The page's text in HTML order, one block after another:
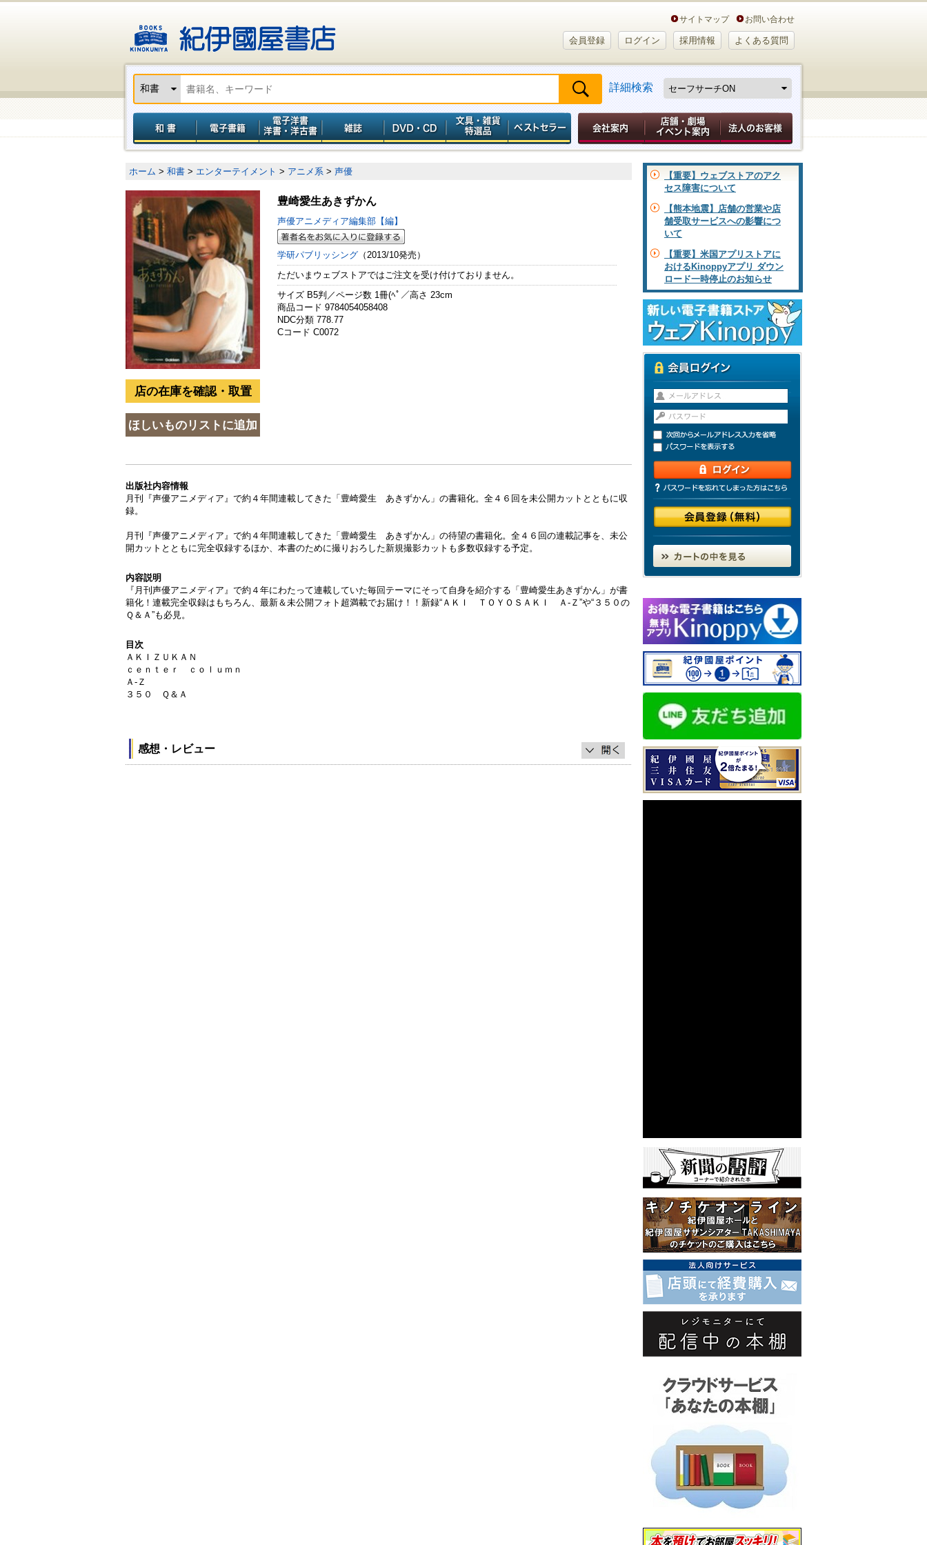
サイトマップ お問い合わせ
会員登録 ログイン 採用情報 よくある質問
詳細検索
ホーム > 和書 > エンターテイメント > アニメ系 > 声優
豊崎愛生あきずかん
声優アニメディア編集部【編】
学研パブリッシング （2013/10発売）
ただいまウェブストアではご注文を受け付けておりません。
サイズ B5判／ページ数 1冊(ﾍﾟ／高さ 23cm
商品コード 9784054058408
NDC分類 778.77
Cコード C0072
出版社内容情報
月刊『声優アニメディア』で約４年間連載してきた「豊崎愛生 あきずかん」の書籍化。全４６回を未公開カットとともに収
録。
月刊『声優アニメディア』で約４年間連載してきた「豊崎愛生 あきずかん」の待望の書籍化。全４６回の連載記事を、未公
開カットとともに完全収録するほか、本書のために撮りおろした新規撮影カットも多数収録する予定。
内容説明
『月刊声優アニメディア』で約４年にわたって連載していた毎回テーマにそって自身を紹介する「豊崎愛生あきずかん」が書
籍化！連載完全収録はもちろん、最新＆未公開フォト超満載でお届け！！新録“ＡＫＩ ＴＯＹＯＳＡＫＩ Ａ‐Ｚ”や“３５０の
Ｑ＆Ａ”も必見。
目次
ＡＫＩＺＵＫＡＮ
ｃｅｎｔｅｒ ｃｏｌｕｍｎ
Ａ‐Ｚ
３５０ Ｑ＆Ａ
感想・レビュー
【重要】ウェブストアのアク
セス障害について
【熊本地震】店舗の営業や店
舗受取サービスへの影響につ
いて
【重要】米国アプリストアに
おけるKinoppyアプリ ダウン
ロード一時停止のお知らせ